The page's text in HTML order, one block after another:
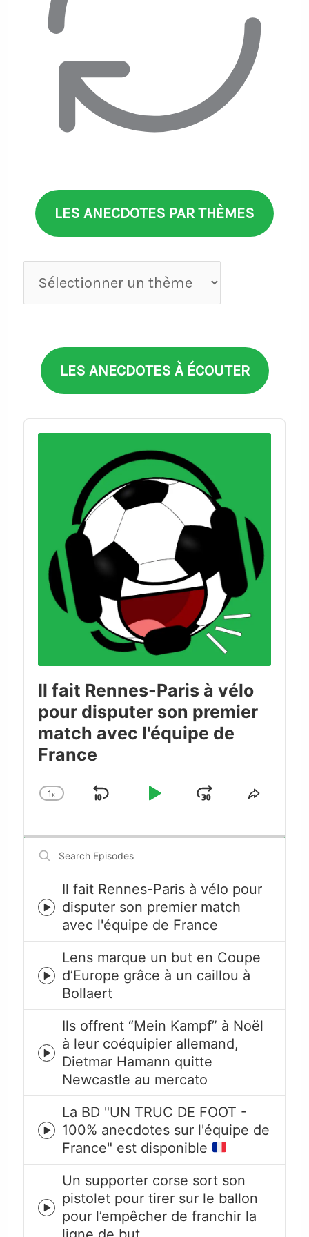
LES ANECDOTES PAR THÈMES
Anecdotes
par
LES ANECDOTES À ÉCOUTER
Audio
Player
Il fait Rennes-Paris à vélo
pour disputer son premier
match avec l'équipe de
France
Change
1x
Skip
Play
JumpShare
Search
Episodes
Episode
play
icon
Il fait Rennes-Paris à vélo pour
disputer son premier match
avec l'équipe de France
Episode
play
icon
Lens marque un but en Coupe
d’Europe grâce à un caillou à
Bollaert
Episode
play
icon
Ils offrent “Mein Kampf” à Noël
à leur coéquipier allemand,
Dietmar Hamann quitte
Newcastle au mercato
Episode
play
icon
La BD "UN TRUC DE FOOT -
100% anecdotes sur l'équipe de
France" est disponible
Episode
play
Un supporter corse sort son
pistolet pour tirer sur le ballon
pour l’empêcher de franchir la